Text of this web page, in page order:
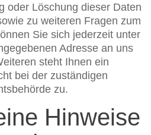
oder Löschung dieser Daten
zu weiteren Fragen zum
Sie sich jederzeit unter
Adresse an uns
steht Ihnen ein
bei der zuständigen
zu.
Hinweise